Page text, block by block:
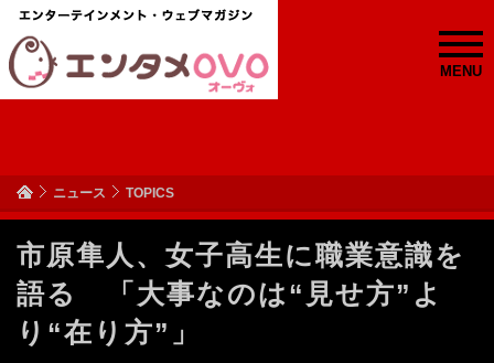
MENU
ニュース TOPICS
市原隼人、女子高生に職業意識を
語る 「大事なのは“見せ方”よ
り“在り方”」